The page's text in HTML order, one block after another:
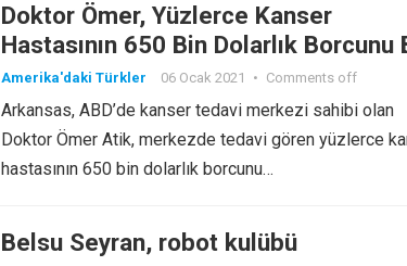
Doktor Ömer, Yüzlerce Kanser
Hastasının 650 Bin Dolarlık Borcunu
Kalemde Sildi
Amerika'daki Türkler 06 Ocak 2021 • Comments off
Arkansas, ABD’de kanser tedavi merkezi sahibi olan
Doktor Ömer Atik, merkezde tedavi gören yüzlerce
hastasının 650 bin dolarlık borcunu…
Belsu Seyran, robot kulübü